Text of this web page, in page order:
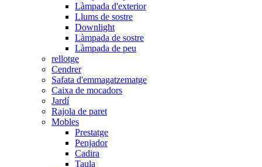
Làmpada d'exterior
Llums de sostre
Downlight
Làmpada de sostre
Làmpada de peu
rellotge
Cendrer
Safata d'emmagatzematge
Caixa de mocadors
Jardí
Rajola de paret
Mobles
Prestatge
Penjador
Cadira
Taula